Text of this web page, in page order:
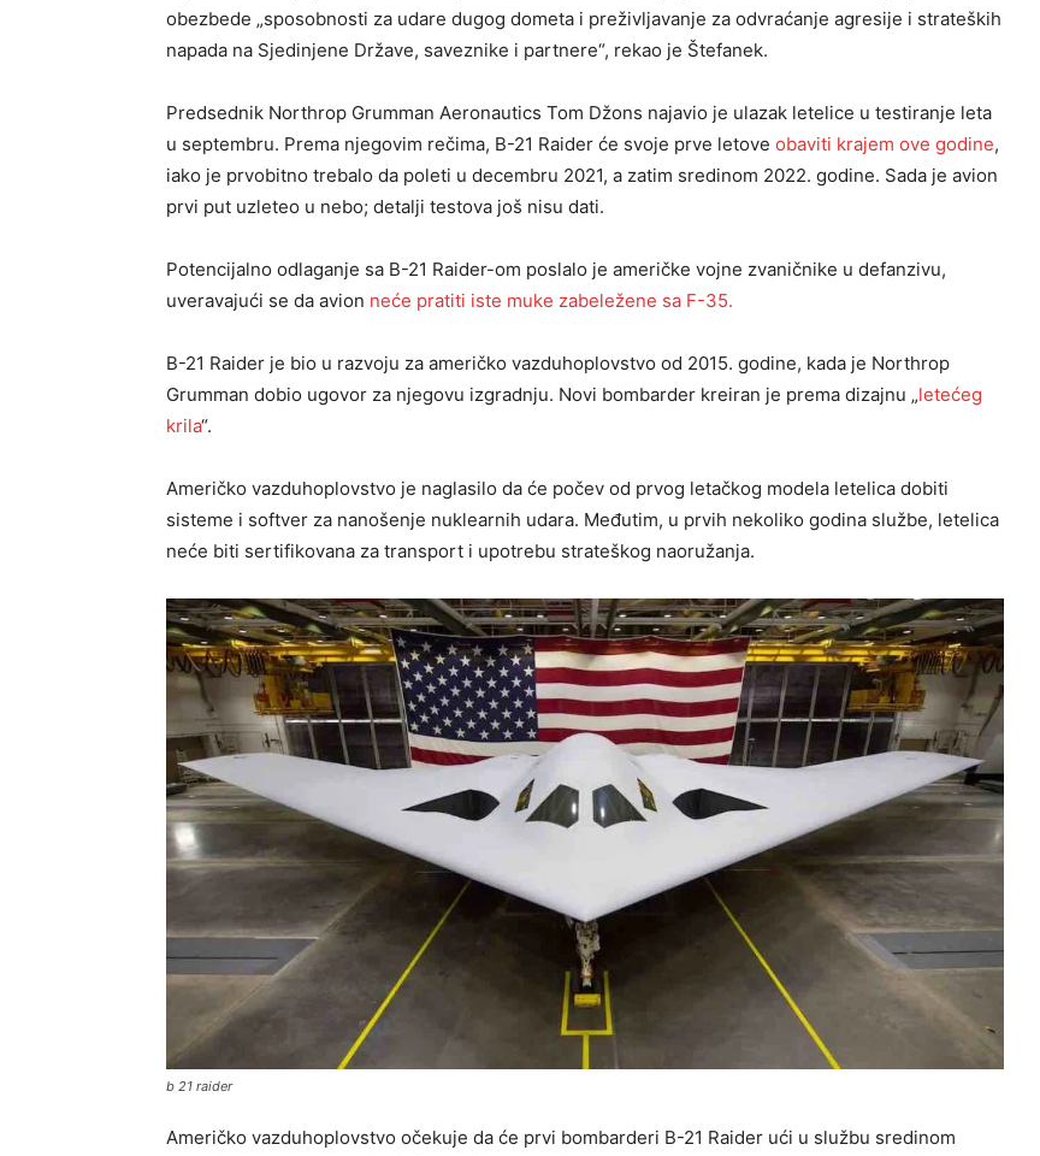
obezbede „sposobnosti za udare dugog dometa i preživljavanje za odvraćanje agresije i strateških
napada na Sjedinjene Države, saveznike i partnere“, rekao je Štefanek.
Predsednik Northrop Grumman Aeronautics Tom Džons najavio je ulazak letelice u testiranje leta
u septembru. Prema njegovim rečima, B-21 Raider će svoje prve letove obaviti krajem ove godine,
iako je prvobitno trebalo da poleti u decembru 2021, a zatim sredinom 2022. godine. Sada je avion
prvi put uzleteo u nebo; detalji testova još nisu dati.
Potencijalno odlaganje sa B-21 Raider-om poslalo je američke vojne zvaničnike u defanzivu,
uveravajući se da avion neće pratiti iste muke zabeležene sa F-35.
B-21 Raider je bio u razvoju za američko vazduhoplovstvo od 2015. godine, kada je Northrop
Grumman dobio ugovor za njegovu izgradnju. Novi bombarder kreiran je prema dizajnu „letećeg
krila“.
Američko vazduhoplovstvo je naglasilo da će počev od prvog letačkog modela letelica dobiti
sisteme i softver za nanošenje nuklearnih udara. Međutim, u prvih nekoliko godina službe, letelica
neće biti sertifikovana za transport i upotrebu strateškog naoružanja.
b 21 raider
Američko vazduhoplovstvo očekuje da će prvi bombarderi B-21 Raider ući u službu sredinom